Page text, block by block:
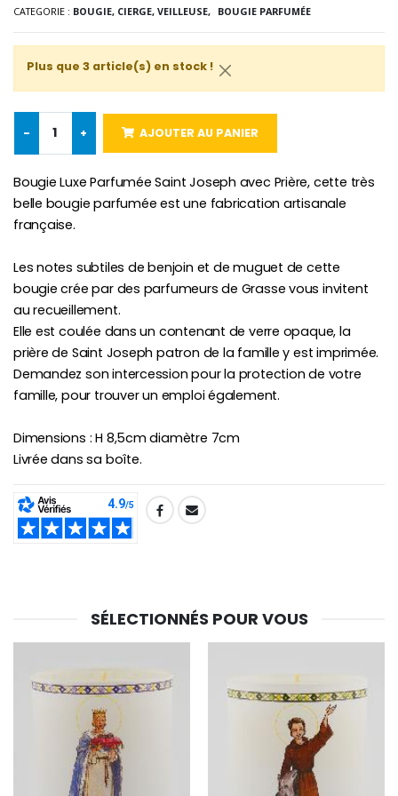
€5.50 €4.95
-25%
Lot de 20 Bougies de Neuvaine Blanches
€78.00 €58.50
€9.90
Bougie Neuvaine pour une Guérison - 17.5cm
€4.90
€130.00
€5.00
CATEGORIE : BOUGIE, CIERGE, VEILLEUSE, BOUGIE PARFUMÉE
Plus que 3 article(s) en stock !
- + AJOUTER AU PANIER
Bougie Luxe Parfumée Saint Joseph avec Prière, cette très
belle bougie parfumée est une fabrication artisanale
française.
Les notes subtiles de benjoin et de muguet de cette
bougie crée par des parfumeurs de Grasse vous invitent
au recueillement.
Elle est coulée dans un contenant de verre opaque, la
prière de Saint Joseph patron de la famille y est imprimée.
Demandez son intercession pour la protection de votre
famille, pour trouver un emploi également.
Dimensions : H 8,5cm diamètre 7cm
Livrée dans sa boîte.
SHARE:
SÉLECTIONNÉS POUR VOUS